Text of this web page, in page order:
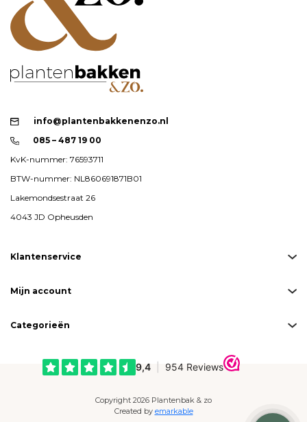
info@plantenbakkenenzo.nl
085 – 487 19 00
KvK-nummer: 76593711
BTW-nummer: NL860691871B01
Lakemondsestraat 26
4043 JD Opheusden
Klantenservice
Mijn account
Categorieën
Copyright 2026 Plantenbak & zo
Created by emarkable